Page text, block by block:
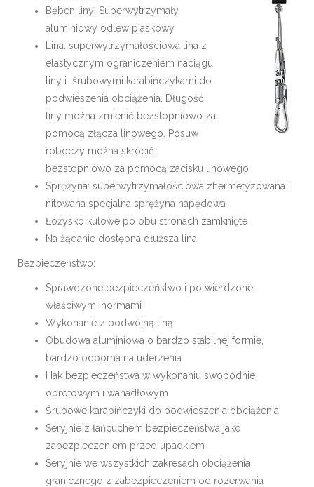
Bęben liny: Superwytrzymały
aluminiowy odlew piaskowy
Lina: superwytrzymałościowa lina z
elastycznym ograniczeniem naciągu
liny i śrubowymi karabińczykami do
podwieszenia obciążenia. Długość
liny można zmienić bezstopniowo za
pomocą złącza linowego. Posuw
roboczy można skrócić
bezstopniowo za pomocą zacisku linowego
Sprężyna: superwytrzymałościowa zhermetyzowana i
nitowana specjalna sprężyna napędowa
Łożysko kulowe po obu stronach zamknięte
Na żądanie dostępna dłuższa lina
Bezpieczeństwo:
Sprawdzone bezpieczeństwo i potwierdzone
właściwymi normami
Wykonanie z podwójną liną
Obudowa aluminiowa o bardzo stabilnej formie,
bardzo odporna na uderzenia
Hak bezpieczeństwa w wykonaniu swobodnie
obrotowym i wahadłowym
Śrubowe karabińczyki do podwieszenia obciążenia
Seryjnie z łańcuchem bezpieczeństwa jako
zabezpieczeniem przed upadkiem
Seryjnie we wszystkich zakresach obciążenia
granicznego z zabezpieczeniem od rozerwania